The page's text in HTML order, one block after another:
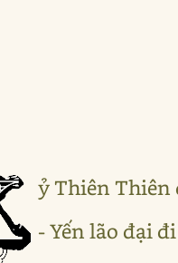
ỷ Thiên Thiên
- Yến lão đại